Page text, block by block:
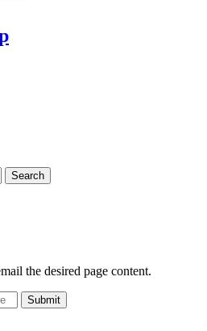
Search
the desired page content.